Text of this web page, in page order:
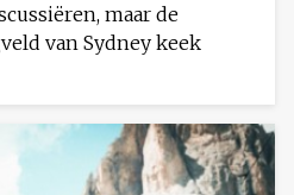
maar de
van Sydney keek